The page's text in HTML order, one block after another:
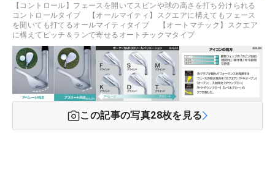
【コントロール】フェースを開いてスピンや球の高さを打ち分けられる
コントロールタイプ 【オールマイティ】スクエアに構えてもフェース
を開いても打てるオールマイティタイプ 【オートマチック】スクエア
に構えてピッチ＆ランで寄せるオートチックマタイプ
この記事の写真28枚を見る